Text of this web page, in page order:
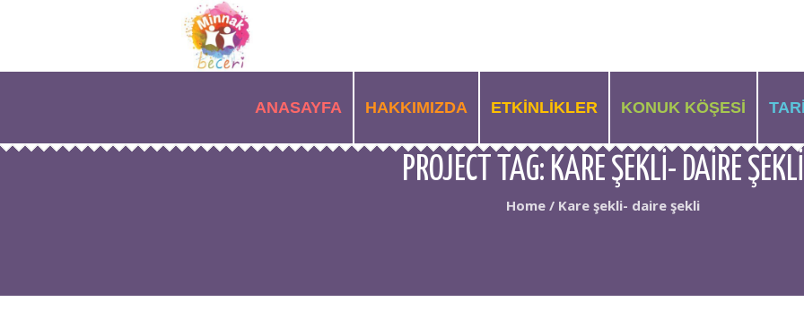
ANASAYFA HAKKIMIZDA ETKINLIKLER KONUK KÖŞESI
PROJECT TAG: KARE ŞEKLI- DAIRE ŞEKLI
Home / Kare şekli- daire şekli